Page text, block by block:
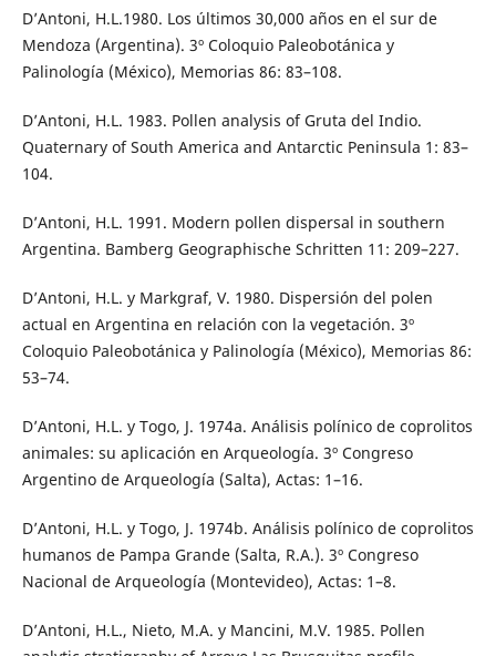
D’Antoni, H.L.1980. Los últimos 30,000 años en el sur de
Mendoza (Argentina). 3º Coloquio Paleobotánica y
Palinología (México), Memorias 86: 83–108.
D’Antoni, H.L. 1983. Pollen analysis of Gruta del Indio.
Quaternary of South America and Antarctic Peninsula 1: 83–
104.
D’Antoni, H.L. 1991. Modern pollen dispersal in southern
Argentina. Bamberg Geographische Schritten 11: 209–227.
D’Antoni, H.L. y Markgraf, V. 1980. Dispersión del polen
actual en Argentina en relación con la vegetación. 3º
Coloquio Paleobotánica y Palinología (México), Memorias 86:
53–74.
D’Antoni, H.L. y Togo, J. 1974a. Análisis polínico de coprolitos
animales: su aplicación en Arqueología. 3º Congreso
Argentino de Arqueología (Salta), Actas: 1–16.
D’Antoni, H.L. y Togo, J. 1974b. Análisis polínico de coprolitos
humanos de Pampa Grande (Salta, R.A.). 3º Congreso
Nacional de Arqueología (Montevideo), Actas: 1–8.
D’Antoni, H.L., Nieto, M.A. y Mancini, M.V. 1985. Pollen